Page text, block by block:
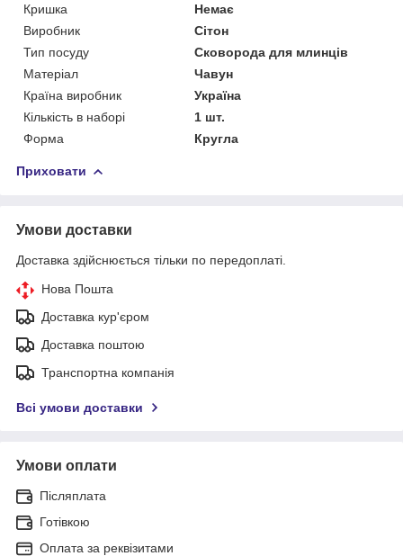
Кришка
Немає
Виробник
Сітон
Тип посуду
Сковорода для млинців
Матеріал
Чавун
Країна виробник
Україна
Кількість в наборі
1 шт.
Форма
Кругла
Приховати
Умови доставки
Доставка здійснюється тільки по передоплаті.
Нова Пошта
Доставка кур'єром
Доставка поштою
Транспортна компанія
Всі умови доставки
Умови оплати
Післяплата
Готівкою
Оплата за реквізитами